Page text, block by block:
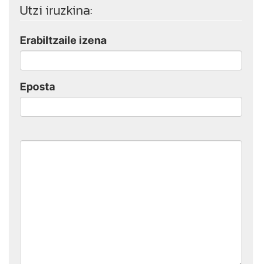
Utzi iruzkina:
Erabiltzaile izena
Eposta